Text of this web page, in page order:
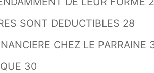
SONT DEDUCTIBLES 28
CHEZ LE PARRAINE
30